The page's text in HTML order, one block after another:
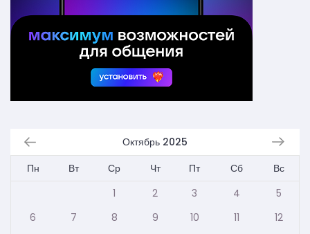
Октябрь 2025
Пн
Вт Ср Чт Пт Сб
Вс
1
2 3 4
5
6
7 8 9 10 11
12